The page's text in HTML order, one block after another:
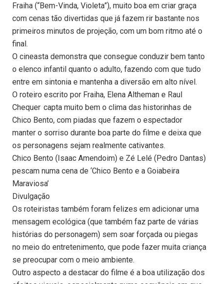
Fraiha (“Bem-Vinda, Violeta”), muito boa em criar graça
com cenas tão divertidas que já fazem rir bastante nos
primeiros minutos de projeção, com um bom ritmo até o
final.
O cineasta demonstra que consegue conduzir bem tanto
o elenco infantil quanto o adulto, fazendo com que tudo
entre em sintonia e mantenha a diversão em alto nível.
O roteiro escrito por Fraiha, Elena Altheman e Raul
Chequer capta muito bem o clima das historinhas de
Chico Bento, com piadas que fazem o espectador
manter o sorriso durante boa parte do filme e deixa que
os personagens sejam realmente cativantes.
Chico Bento (Isaac Amendoim) e Zé Lelé (Pedro Dantas)
pescam numa cena de ‘Chico Bento e a Goiabeira
Maraviosa’
Divulgação
Os roteiristas também foram felizes em adicionar uma
mensagem ecológica (que também faz parte de várias
histórias do personagem) sem soar forçada ou piegas
no meio do entretenimento, que pode fazer muita criança
se preocupar com o meio ambiente.
Outro aspecto a destacar do filme é a boa utilização dos